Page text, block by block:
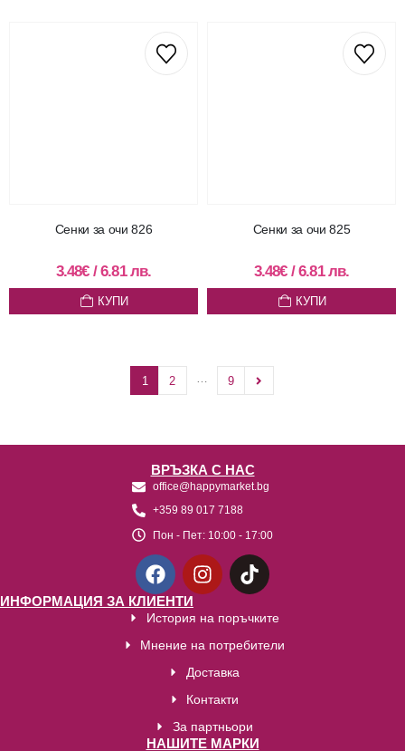
Сенки за очи 826
3.48€ /6.81лв.
КУПИ
Сенки за очи 825
3.48€ /6.81лв.
КУПИ
1 2 9
ВРЪЗКА С НАС
office@happymarket.bg
+359 89 017 7188
Пон - Пет: 10:00 - 17:00
ИНФОРМАЦИЯ ЗА КЛИЕНТИ
История на поръчките
Мнение на потребители
Доставка
Контакти
За партньори
НАШИТЕ МАРКИ